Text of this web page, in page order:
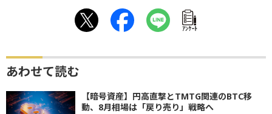
ｱﾝｹｰﾄ
あわせて読む
【暗号資産】円高直撃とTMTG関連のBTC移
動、8月相場は「戻り売り」戦略へ